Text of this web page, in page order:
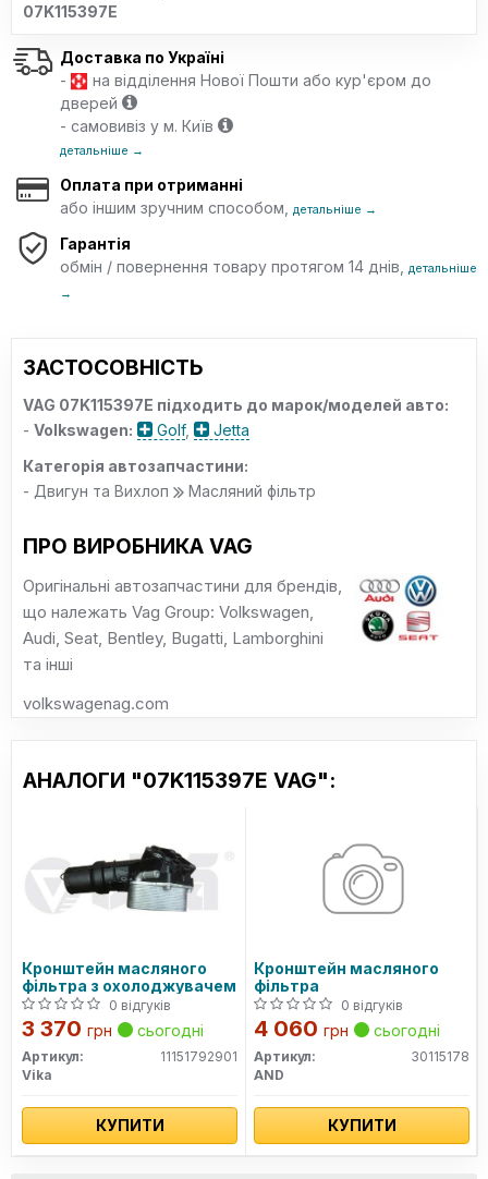
07K115397E
Доставка по Україні
-
на відділення Нової Пошти або кур'єром до
дверей
- самовивіз у м. Київ
детальніше →
Оплата при отриманні
або іншим зручним способом,
детальніше →
Гарантія
обмін / повернення товару протягом 14 днів,
детальніше
→
ЗАСТОСОВНІСТЬ
VAG 07K115397E підходить до марок/моделей авто:
- Volkswagen: Golf,
Jetta
Категорія автозапчастини:
- Двигун та Вихлоп
Масляний фільтр
ПРО ВИРОБНИКА VAG
Оригінальні автозапчастини для брендів,
що належать Vag Group: Volkswagen,
Audi, Seat, Bentley, Bugatti, Lamborghini
та інші
volkswagenag.com
АНАЛОГИ "07K115397E VAG":
Кронштейн масляного
фільтра з охолоджувачем
0 відгуків
3 370 грн сьогодні
Артикул:
11151792901
Vika
КУПИТИ
Кронштейн масляного
фільтра
0 відгуків
4 060 грн сьогодні
Артикул:
30115178
AND
КУПИТИ